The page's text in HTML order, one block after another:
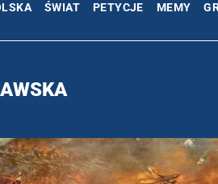
ŚWIAT PETYCJE MEMY